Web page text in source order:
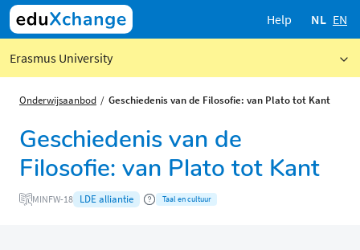
Help NL EN
Erasmus University
Onderwijsaanbod Geschiedenis van de Filosofie: van Plato tot Kant
Geschiedenis van de
Filosofie: van Plato tot Kant
MINFW-18 LDE alliantie Taal en cultuur